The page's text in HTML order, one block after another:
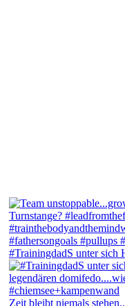
#TrainingdadS unter sich
Zeit bleibt niemals